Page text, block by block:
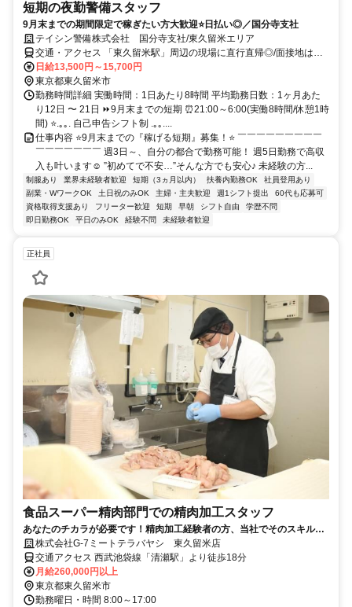
短期の夜勤警備スタッフ
9月末までの期間限定で稼ぎたい方大歓迎⭐日払い◎／国分寺支社
テイシン警備株式会社 国分寺支社/東久留米エリア
交通・アクセス 「東久留米駅」周辺の現場に直行直帰◎/面接地は国
分寺駅より徒歩4分
日給13,500円～15,700円
東京都東久留米市
勤務時間詳細 実働時間：1日あたり8時間 平均勤務日数：1ヶ月あた
り12日 〜 21日 ⏩9月末までの短期 ⏰21:00～6:00(実働8時間/休憩1時
間) ⭐.｡｡. 自己申告シフト制 .｡｡....
仕事内容 ⭐9月末までの『稼げる短期』募集！⭐ ￣￣￣￣￣￣￣￣￣
￣￣￣￣￣￣￣ 週3日～、自分の都合で勤務可能！ 週5日勤務で高収
入も叶います☺ ”初めてで不安…”そんな方でも安心♪ 未経験の方...
制服あり 業界未経験者歓迎 短期（3ヵ月以内） 扶養内勤務OK
社員登用あり
副業・WワークOK
土日祝のみOK 主婦・主夫歓迎 週1シフト提出
60代も応募可
資格取得支援あり
フリーター歓迎 短期 早朝 シフト自由
学歴不問
即日勤務OK
平日のみOK 経験不問 未経験者歓迎
正社員
食品スーパー精肉部門での精肉加工スタッフ
あなたのチカラが必要です！精肉加工経験者の方、当社でそのスキルを
活かしてみませんか？
株式会社G-7ミートテラバヤシ 東久留米店
交通アクセス 西武池袋線「清瀬駅」より徒歩18分
月給260,000円以上
東京都東久留米市
勤務曜日・時間 8:00～17:00